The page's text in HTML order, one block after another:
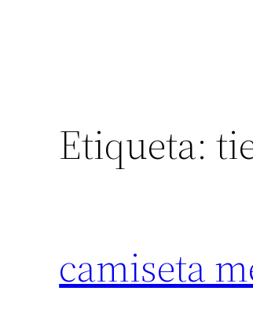
Etiqueta:
camiseta